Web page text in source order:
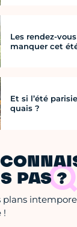
Les rendez-
manquer cet
Et si l’été
quais ?
PAS ?
plans
!